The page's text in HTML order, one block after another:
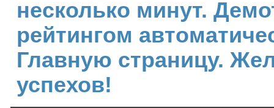
несколько минут.
рейтингом
Главную страницу.
успехов!